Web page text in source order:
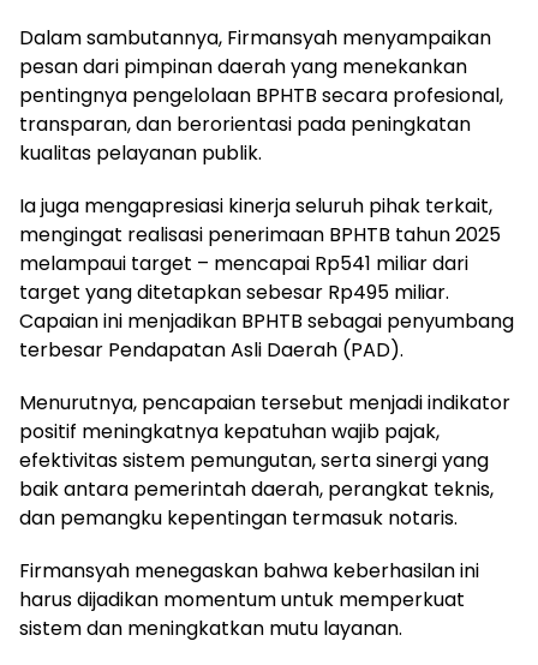
Dalam sambutannya, Firmansyah menyampaikan
pesan dari pimpinan daerah yang menekankan
pentingnya pengelolaan BPHTB secara profesional,
transparan, dan berorientasi pada peningkatan
kualitas pelayanan publik.
Ia juga mengapresiasi kinerja seluruh pihak terkait,
mengingat realisasi penerimaan BPHTB tahun 2025
melampaui target – mencapai Rp541 miliar dari
target yang ditetapkan sebesar Rp495 miliar.
Capaian ini menjadikan BPHTB sebagai penyumbang
terbesar Pendapatan Asli Daerah (PAD).
Menurutnya, pencapaian tersebut menjadi indikator
positif meningkatnya kepatuhan wajib pajak,
efektivitas sistem pemungutan, serta sinergi yang
baik antara pemerintah daerah, perangkat teknis,
dan pemangku kepentingan termasuk notaris.
Firmansyah menegaskan bahwa keberhasilan ini
harus dijadikan momentum untuk memperkuat
sistem dan meningkatkan mutu layanan.